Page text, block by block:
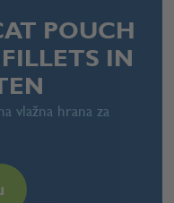
POUCH
IN
vlažna hrana za